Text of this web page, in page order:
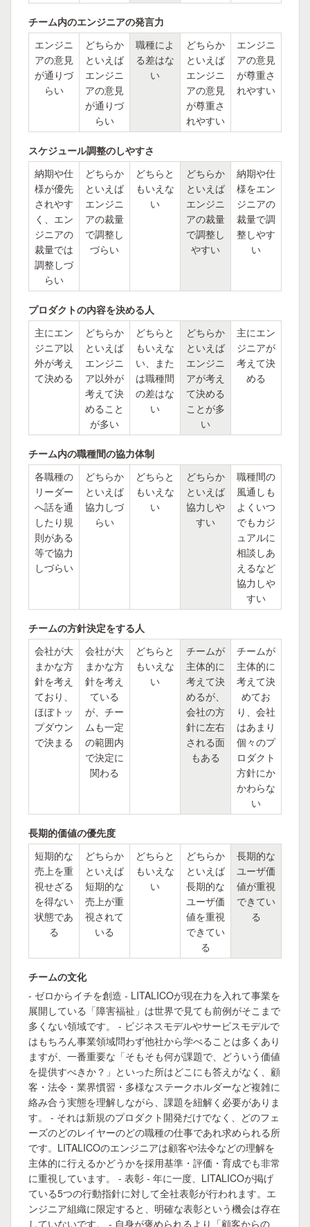
チーム内のエンジニアの発言力
エンジニ
アの意見
が通りづ
らい
どちらか
といえば
エンジニ
アの意見
が通りづ
らい
職種によ
る差はな
い
どちらか
といえば
エンジニ
アの意見
が尊重さ
れやすい
エンジニ
アの意見
が尊重さ
れやすい
スケジュール調整のしやすさ
納期や仕
様が優先
されやす
く、エン
ジニアの
裁量では
調整しづ
らい
どちらか
といえば
エンジニ
アの裁量
で調整し
づらい
どちらと
もいえな
い
どちらか
といえば
エンジニ
アの裁量
で調整し
やすい
納期や仕
様をエン
ジニアの
裁量で調
整しやす
い
プロダクトの内容を決める人
主にエン
ジニア以
外が考え
て決める
どちらか
といえば
エンジニ
ア以外が
考えて決
めること
が多い
どちらと
もいえな
い、また
は職種間
の差はな
い
どちらか
といえば
エンジニ
アが考え
て決める
ことが多
い
主にエン
ジニアが
考えて決
める
チーム内の職種間の協力体制
各職種の
リーダー
へ話を通
したり規
則がある
等で協力
しづらい
どちらか
といえば
協力しづ
らい
どちらと
もいえな
い
どちらか
といえば
協力しや
すい
職種間の
風通しも
よくいつ
でもカジ
ュアルに
相談しあ
えるなど
協力しや
すい
チームの方針決定をする人
会社が大
まかな方
針を考え
ており、
ほぼトッ
プダウン
で決まる
会社が大
まかな方
針を考え
ている
が、チー
ムも一定
の範囲内
で決定に
関わる
どちらと
もいえな
い
チームが
主体的に
考えて決
めるが、
会社の方
針に左右
される面
もある
チームが
主体的に
考えて決
めてお
り、会社
はあまり
個々のプ
ロダクト
方針にか
かわらな
い
長期的価値の優先度
短期的な
売上を重
視せざる
を得ない
状態であ
る
どちらか
といえば
短期的な
売上が重
視されて
いる
どちらと
もいえな
い
どちらか
といえば
長期的な
ユーザ価
値を重視
できてい
る
長期的な
ユーザ価
値が重視
できてい
る
チームの文化
- ゼロからイチを創造 - LITALICOが現在力を入れて事業を
展開している「障害福祉」は世界で見ても前例がそこまで
多くない領域です。 - ビジネスモデルやサービスモデルで
はもちろん事業領域問わず他社から学べることは多くあり
ますが、一番重要な「そもそも何が課題で、どういう価値
を提供すべきか？」といった所はどこにも答えがなく、顧
客・法令・業界慣習・多様なステークホルダーなど複雑に
絡み合う実態を理解しながら、課題を紐解く必要がありま
す。 - それは新規のプロダクト開発だけでなく、どのフェ
ーズのどのレイヤーのどの職種の仕事であれ求められる所
です。LITALICOのエンジニアは顧客や法令などの理解を
主体的に行えるかどうかを採用基準・評価・育成でも非常
に重視しています。 - 表彰 - 年に一度、LITALICOが掲げ
ている5つの行動指針に対して全社表彰が行われます。エ
ンジニア組織に限定すると、明確な表彰という機会は存在
していないです。 - 自身が褒められるより「顧客からの